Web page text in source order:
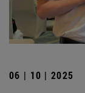
06 | 10 | 2025